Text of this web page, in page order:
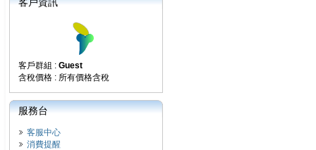
客戶群組 : Guest
含稅價格 : 所有價格含稅
服務台
客服中心
消費提醒